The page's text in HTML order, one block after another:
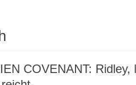
COVENANT: Ridley,